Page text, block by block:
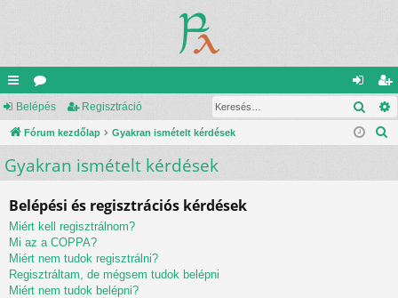
yo
rs
lin
k
ór
u
m
el
ép
eg
is
Belépés Regisztráció
Fórum kezdőlap Gyakran ismételt kérdések
Gyakran ismételt kérdések
Belépési és regisztrációs kérdések
Miért kell regisztrálnom?
Mi az a COPPA?
Miért nem tudok regisztrálni?
Regisztráltam, de mégsem tudok belépni
Miért nem tudok belépni?